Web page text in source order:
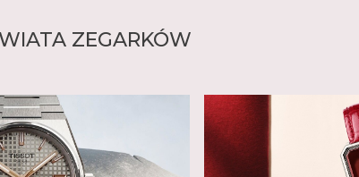
modele z prawdziwego złota, jak seria T-
narciarskich, a obecnie jest zaangażowana
sportowe, od sportów motorowych, przez
koszykówkę, hokej, po tenis.
W ostatnich latach dużą popularnością
ZEGARKÓW